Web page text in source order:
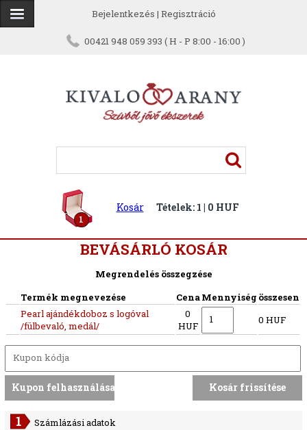
Bejelentkezés | Regisztráció
00421 948 059 393 ( H - P 8:00 - 16:00 )
1
Kosár Tételek: 1 | 0 HUF
BEVÁSÁRLÓ KOSÁR
Megrendelés összegzése
Termék megnevezése
CenaMennyiség összesen
Pearl ajándékdoboz s logóval
/fülbevaló, medál/
0
HUF
0 HUF
Számlázási adatok